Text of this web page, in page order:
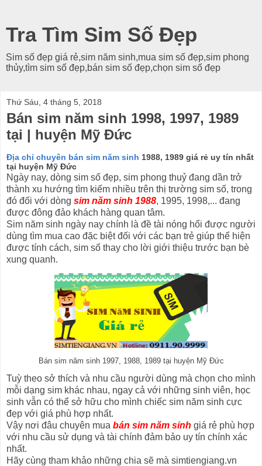
Tra Tìm Sim Số Đẹp
Sim số đẹp giá rẻ,sim năm sinh,mua sim số đẹp,sim phong
thủy,tìm sim số đẹp,bán sim số đẹp,chọn sim số đẹp
Thứ Sáu, 4 tháng 5, 2018
Bán sim năm sinh 1998, 1997, 1989
tại | huyện Mỹ Đức
Địa chỉ chuyên bán sim năm sinh 1988, 1989 giá rẻ uy tín nhất
tại huyện Mỹ Đức
Ngày nay, dòng sim số đẹp, sim phong thuỷ đang dần trở
thành xu hướng tìm kiếm nhiều trên thị trường sim số, trong
đó đối với dòng sim năm sinh 1988, 1995, 1998,... đang
được đông đảo khách hàng quan tâm.
Sim năm sinh ngày nay chính là đề tài nóng hổi được người
dùng tìm mua cao đặc biệt đối với các bạn trẻ giúp thể hiện
được tính cách, sim số thay cho lời giới thiệu trước bạn bè
xung quanh.
Bán sim năm sinh 1997, 1988, 1989 tại huyện Mỹ Đức
Tuỳ theo sở thích và nhu cầu người dùng mà chọn cho mình
mỗi dạng sim khác nhau, ngay cả với những sinh viên, học
sinh vẫn có thể sở hữu cho mình chiếc sim năm sinh cực
đẹp với giá phù hợp nhất.
Vậy nơi đâu chuyên mua bán sim năm sinh giá rẻ phù hợp
với nhu cầu sử dụng và tài chính đảm bảo uy tín chính xác
nhất.
Hãy cùng tham khảo những chia sẽ mà simtiengiang.vn